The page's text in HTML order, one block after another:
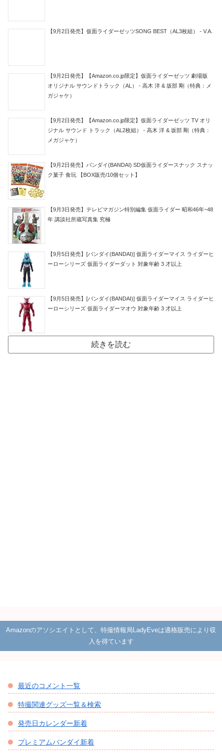
【9月2日発売】仮面ライダーゼッツSONG BEST（AL3枚組） - V.A.
【9月2日発売】【Amazon.co.jp限定】仮面ライダーゼッツ 劇場版
オリジナル サウンドトラック（AL） - 高木 洋 & 坂部 剛（特典：メ
ガジャケ）
【9月2日発売】【Amazon.co.jp限定】仮面ライダーゼッツ TV オリ
ジナル サウンド トラック（AL2枚組） - 高木 洋 & 坂部 剛（特典：
メガジャケ）
【9月2日発売】バンダイ(BANDAI) SD仮面ライダースナック スナッ
ク菓子 食玩 【BOX販売/10個セット】
【9月3日発売】テレビマガジン特別編集 仮面ライダー 昭和46年~48
年 講談社所蔵写真集 究極
【9月5日発売】[バンダイ(BANDAI)] 仮面ライダーマイス ライダーヒ
ーローシリーズ 仮面ライダーダット 対象年齢 3 才以上
【9月5日発売】[バンダイ(BANDAI)] 仮面ライダーマイス ライダーヒ
ーローシリーズ 仮面ライダーマオウ 対象年齢 3 才以上
続きを読む
Amazonのアソシエイトとして、特撮情報局LadyEveは適格販売により収
入を得ています
最近のコメント一覧
特撮関連グッズ一覧＆検索
発売日カレンダー新着
プレミアムバンダイ新着